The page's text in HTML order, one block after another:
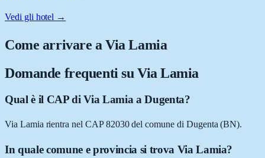
Vedi gli hotel →
Come arrivare aVia Lamia
Domande frequenti su Via Lamia
Qual è il CAP di Via Lamia a Dugenta?
Via Lamia rientra nel CAP 82030 del comune di Dugenta (BN).
In quale comune e provincia si trova Via Lamia?